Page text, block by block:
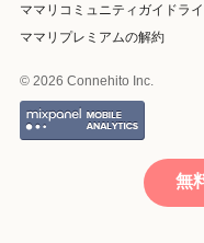
ママリコミュニティガイドラ
ママリプレミアムの解約
© 2026 Connehito Inc.
無